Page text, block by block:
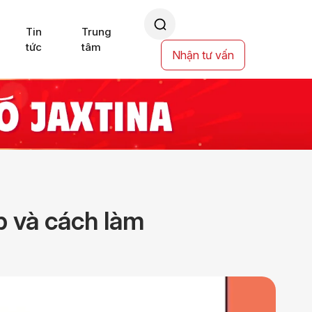
Tin
tức
Trung
tâm
Nhận tư vấn
và cách làm